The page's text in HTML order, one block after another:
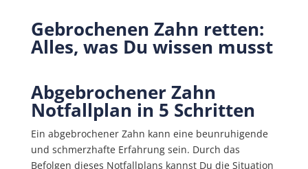
Gebrochenen Zahn retten:
Alles, was Du wissen musst
Abgebrochener Zahn
Notfallplan in 5 Schritten
Ein abgebrochener Zahn kann eine beunruhigende
und schmerzhafte Erfahrung sein. Durch das
Befolgen dieses Notfallplans kannst Du die Situation